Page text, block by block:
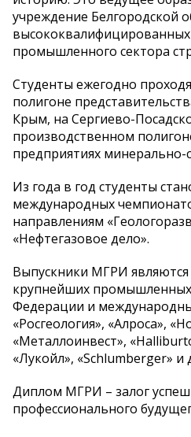
учреждение Белгородской
высококвалифицированных
промышленного сектора
Студенты ежегодно
полигоне
Крым, на Сергиево-
производственном
предприятиях минерально-
Из года в год студенты
международных
направлениям
«Нефтегазовое дело».
Выпускники МГРИ
крупнейших
Федерации и
«Росгеология», «Алроса»,
«Металлоинвест»,
«Лукойл», «Schlumberger» и
Диплом МГРИ – залог
профессионального